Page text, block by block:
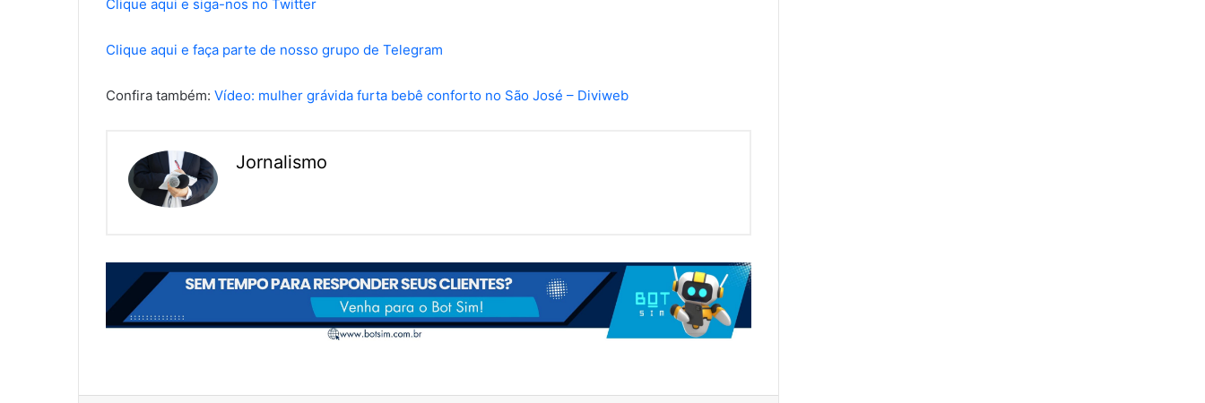
Clique aqui e siga-nos no Twitter
Clique aqui e faça parte de nosso grupo de Telegram
Confira também: Vídeo: mulher grávida furta bebê conforto no São José – Diviweb
Jornalismo